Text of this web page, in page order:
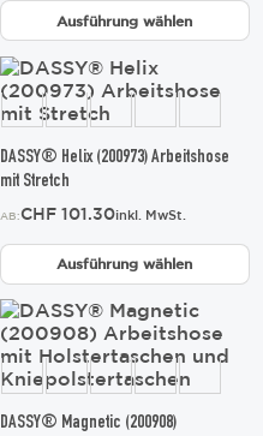
Ausführung wählen
der
Produktseite
werden
DASSY® Helix (200973) Arbeitshose
mit Stretch
AB:CHF 101.30inkl. MwSt.
Ausführung wählen
Dieses
Produkt
weist
mehrere
Varianten
auf.
Die
Optionen
können
der
Produktseite
gewählt
werden
DASSY® Magnetic (200908)
Dieses
Produkt
weist
mehrere
Varianten
auf.